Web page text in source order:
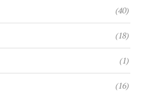
(40)
(18)
(1)
(16)